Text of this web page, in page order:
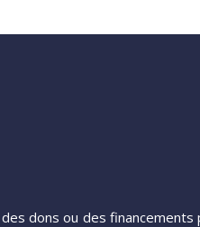
dons ou des